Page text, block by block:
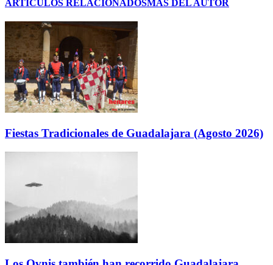
ARTÍCULOS RELACIONADOSMÁS DEL AUTOR
Fiestas Tradicionales de Guadalajara (Agosto 2026)